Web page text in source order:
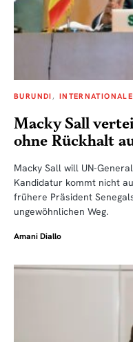
BURUNDI
Macky Sall
ohne Rückhalt
Macky Sall will UN-
Kandidatur kommt nicht
frühere Präsident
ungewöhnlichen Weg.
Amani Diallo